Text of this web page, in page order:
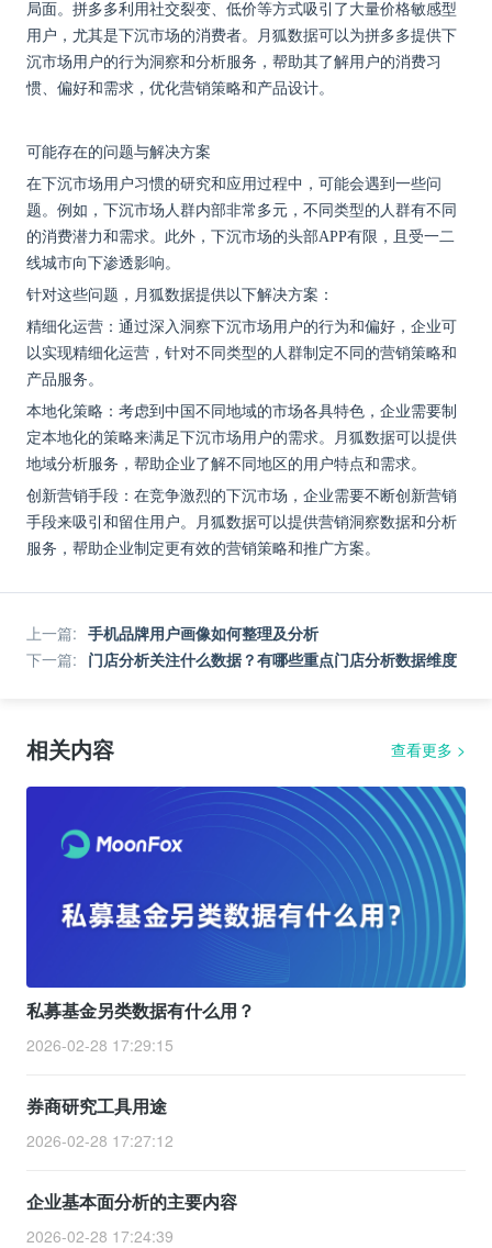
局面。拼多多利用社交裂变、低价等方式吸引了大量价格敏感型
用户，尤其是下沉市场的消费者。月狐数据可以为拼多多提供下
沉市场用户的行为洞察和分析服务，帮助其了解用户的消费习
惯、偏好和需求，优化营销策略和产品设计。
可能存在的问题与解决方案
在下沉市场用户习惯的研究和应用过程中，可能会遇到一些问
题。例如，下沉市场人群内部非常多元，不同类型的人群有不同
的消费潜力和需求。此外，下沉市场的头部APP有限，且受一二
线城市向下渗透影响。
针对这些问题，月狐数据提供以下解决方案：
精细化运营：通过深入洞察下沉市场用户的行为和偏好，企业可
以实现精细化运营，针对不同类型的人群制定不同的营销策略和
产品服务。
本地化策略：考虑到中国不同地域的市场各具特色，企业需要制
定本地化的策略来满足下沉市场用户的需求。月狐数据可以提供
地域分析服务，帮助企业了解不同地区的用户特点和需求。
创新营销手段：在竞争激烈的下沉市场，企业需要不断创新营销
手段来吸引和留住用户。月狐数据可以提供营销洞察数据和分析
服务，帮助企业制定更有效的营销策略和推广方案。
上一篇: 手机品牌用户画像如何整理及分析
下一篇: 门店分析关注什么数据？有哪些重点门店分析数据维度
相关内容 查看更多 >
私募基金另类数据有什么用？
2026-02-28 17:29:15
券商研究工具用途
2026-02-28 17:27:12
企业基本面分析的主要内容
2026-02-28 17:24:39